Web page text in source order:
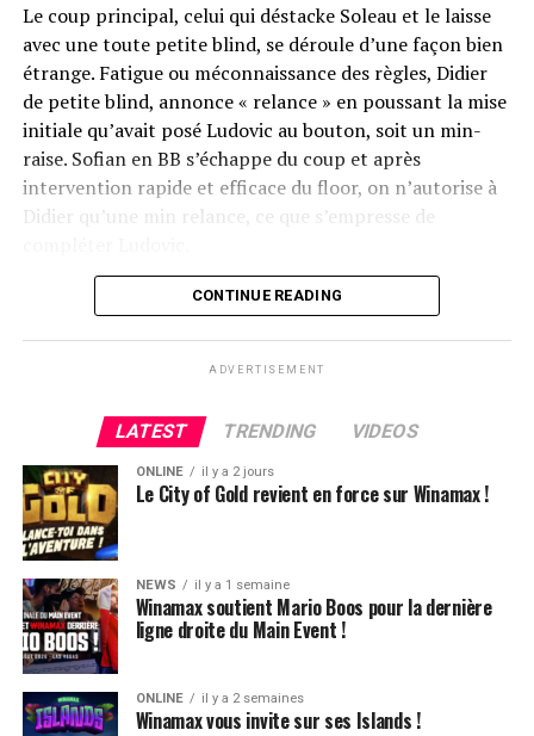
Le coup principal, celui qui déstacke Soleau et le laisse
avec une toute petite blind, se déroule d’une façon bien
étrange. Fatigue ou méconnaissance des règles, Didier
de petite blind, annonce « relance » en poussant la mise
initiale qu’avait posé Ludovic au bouton, soit un min-
raise. Sofian en BB s’échappe du coup et après
intervention rapide et efficace du floor, on n’autorise à
Didier qu’une min relance, ce que s’empresse de
Flop QJ4. All-in de Ludovic et insta call de Logghe, avec
peine une BB, qu’il perdra le coup suivant contre le
même adversaire.
Ludovic Soleau sort donc à la troisième place, pour un
joli gain de 15720€ !
Place au heads-up final.
CONTINUE READING
ADVERTISEMENT
LATEST TRENDING VIDEOS
ONLINE il y a 2 jours
Le City of Gold revient en force sur Winamax !
NEWS il y a 1 semaine
Winamax soutient Mario Boos pour la dernière
ligne droite du Main Event !
ONLINE il y a 2 semaines
Winamax vous invite sur ses Islands !